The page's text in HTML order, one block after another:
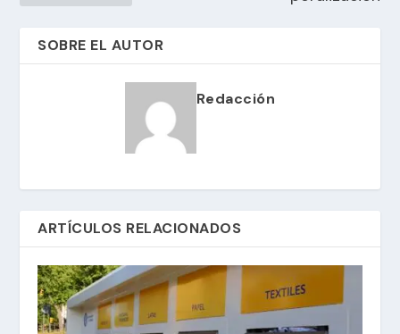
SOBRE EL AUTOR
Redacción
ARTÍCULOS RELACIONADOS